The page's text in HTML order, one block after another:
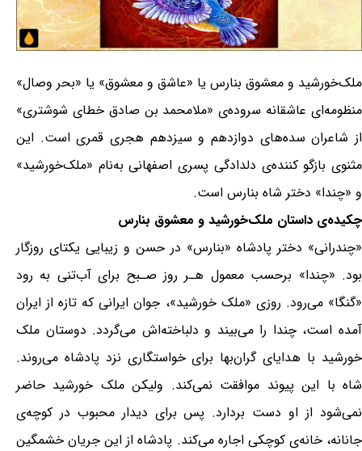
ملک‌خورشید و معشوق بنارس یا «عاشق و معشوق» یا «بحر وصال»
منظومه‌ای عاشقانه سروده‌ی «ملامحمد بن صادق خطای شوشتری»
از شاعران سده‌های دوازدهم و سیزدهم هجری قمری است. این
مثنوی بازگو کننده‌ی دلدادگی پسری اصفهانی به‌نام «ملک‌خورشید»
و «چندا» دختر شاه بنارس است.
چکیده‌ی داستان ملک‌خورشید و معشوق بنارس
«چندرانی» دختر پادشاه «بنارس» در حسن و زیبایی یکتای روزگار
بود. «چندا» برحسب معمول هـر روز صـبح برای آب‌تنی به رود
«گنگا» می‌رود. روزی «ملک خورشید»، جوان ایرانی که تازه از ایران
آمده است، چندا را می‌بیند و دلباخته‌اش می‌گردد. دوستان ملک
خورشید با هدایای گران‌بها برای خواستگاری نزد پادشاه می‌روند.
شاه با این پیوند موافقت نمی‌کند. ولیکن ملک خورشید حاضر
نمی‌شود از او دست بردارد. پس برای دیدار محبوب در کوچه‌ی
جانانه، خانه‌ی کوچکی اجاره می‌کند. پادشاه از این جریان خشمگین